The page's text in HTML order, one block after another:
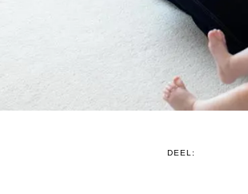
DEEL: